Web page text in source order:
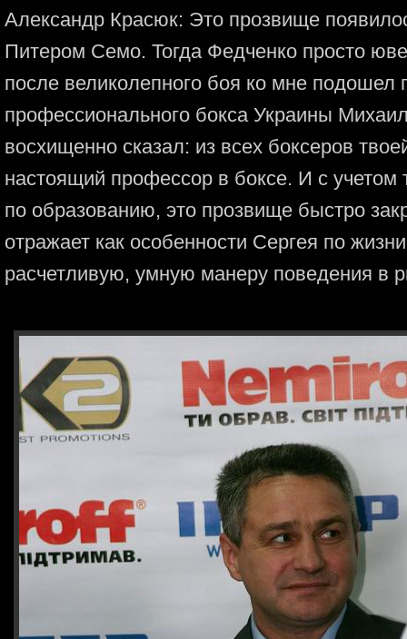
Александр Красюк: Это прозвище
Питером Семо. Тогда Федченко просто
после великолепного боя ко мне подошел
профессионального бокса Украины
восхищенно сказал: из всех боксеров
настоящий профессор в боксе. И с учетом
по образованию, это прозвище быстро
отражает как особенности Сергея по
расчетливую, умную манеру поведения в